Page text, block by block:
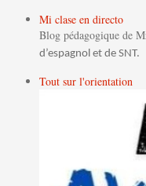
Mi clase en directo
Blog pédagogique de
d’espagnol et de SNT.
Tout sur l'orientation